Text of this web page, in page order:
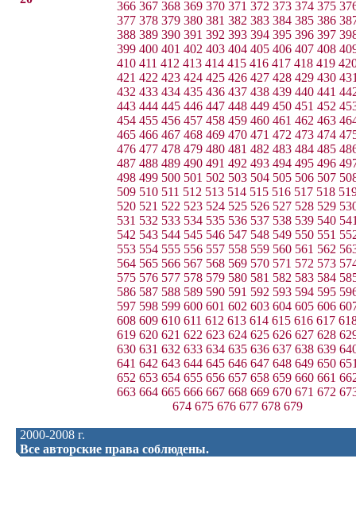
366 367 368 369 370 371 372 373 374 375
377 378 379 380 381 382 383 384 385 386
388 389 390 391 392 393 394 395 396 397
399 400 401 402 403 404 405 406 407 408
410 411 412 413 414 415 416 417 418 419
421 422 423 424 425 426 427 428 429 430
432 433 434 435 436 437 438 439 440 441
443 444 445 446 447 448 449 450 451 452
454 455 456 457 458 459 460 461 462 463
465 466 467 468 469 470 471 472 473 474
476 477 478 479 480 481 482 483 484 485
487 488 489 490 491 492 493 494 495 496
498 499 500 501 502 503 504 505 506 507
509 510 511 512 513 514 515 516 517 518
520 521 522 523 524 525 526 527 528 529
531 532 533 534 535 536 537 538 539 540
542 543 544 545 546 547 548 549 550 551
553 554 555 556 557 558 559 560 561 562
564 565 566 567 568 569 570 571 572 573
575 576 577 578 579 580 581 582 583 584
586 587 588 589 590 591 592 593 594 595
597 598 599 600 601 602 603 604 605 606
608 609 610 611 612 613 614 615 616 617
619 620 621 622 623 624 625 626 627 628
630 631 632 633 634 635 636 637 638 639
641 642 643 644 645 646 647 648 649 650
652 653 654 655 656 657 658 659 660 661
663 664 665 666 667 668 669 670 671 672
674 675 676 677 678 679
2000-2008 г.
Все авторские права соблюдены.